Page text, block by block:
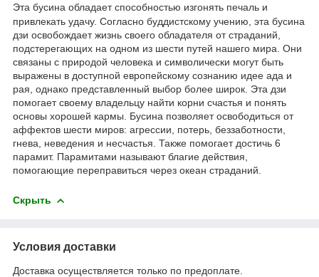
Эта бусина обладает способностью изгонять печаль и
привлекать удачу. Согласно буддистскому учению, эта бусина
дзи освобождает жизнь своего обладателя от страданий,
подстерегающих на одном из шести путей нашего мира. Они
связаны с природой человека и символически могут быть
выражены в доступной европейскому сознанию идее ада и
рая, однако представленный выбор более широк. Эта дзи
помогает своему владельцу найти корни счастья и понять
основы хорошей кармы. Бусина позволяет освободиться от
аффектов шести миров: агрессии, потерь, беззаботности,
гнева, неведения и несчастья. Также помогает достичь 6
парамит. Парамитами называют благие действия,
помогающие переправиться через океан страданий.
Скрыть
Условия доставки
Доставка осуществляется только по предоплате.